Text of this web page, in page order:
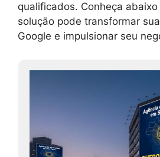
qualificados. Conheça
solução pode transformar
Google e impulsionar seu